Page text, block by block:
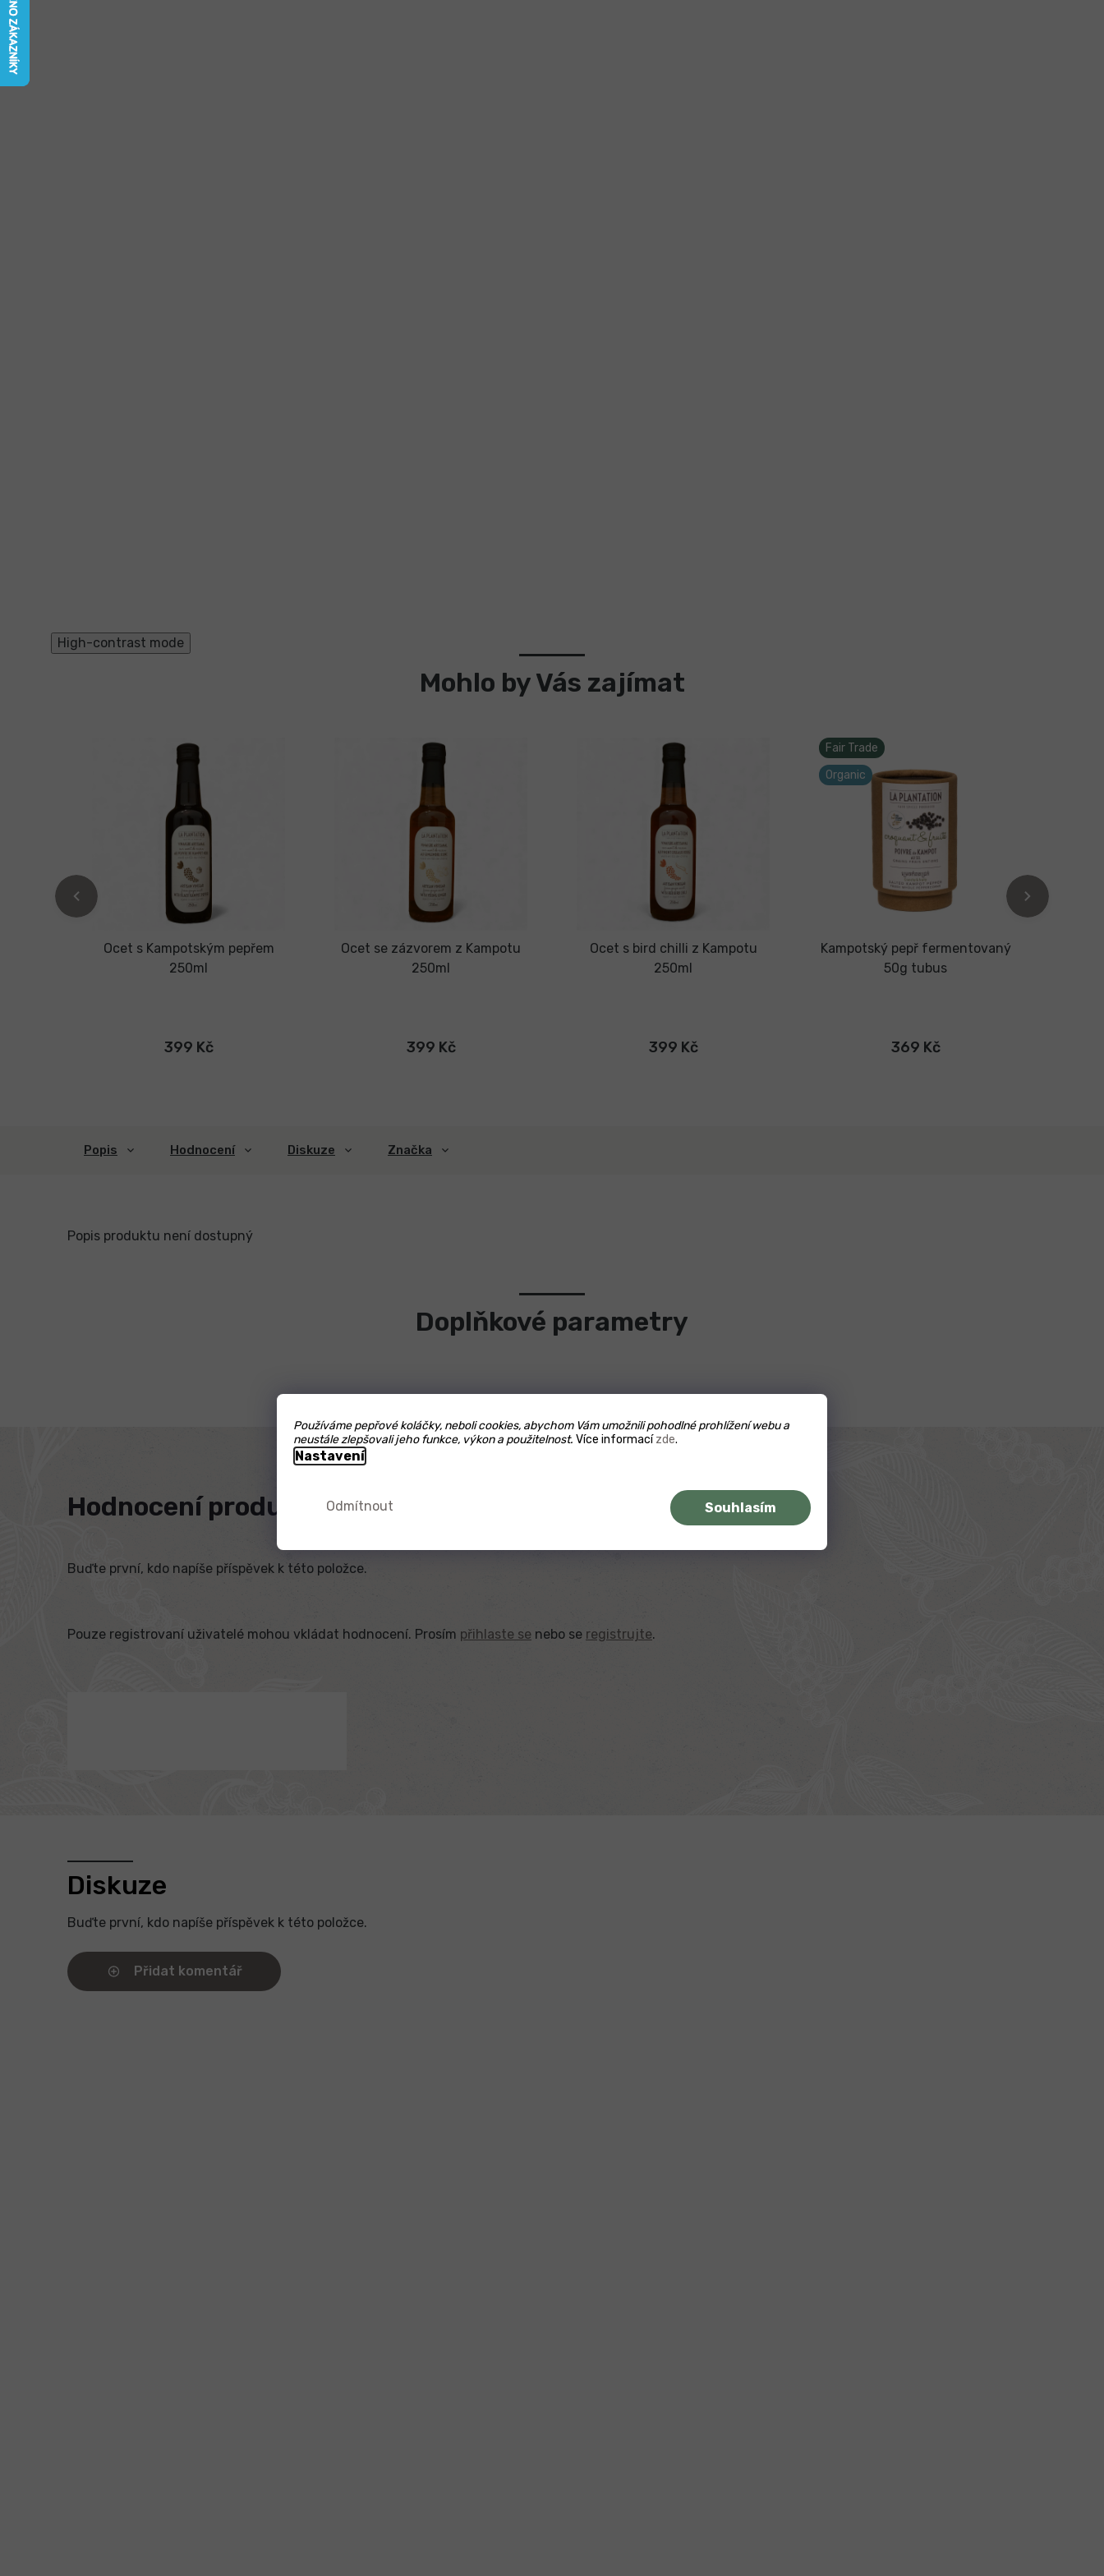
Používáme pepřové koláčky, neboli cookies, abychom Vám umožnili pohodlné prohlížení webu a
neustále zlepšovali jeho funkce, výkon a použitelnost. Více informacízde.
Nastavení
Odmítnout Souhlasím
High-contrast mode
Mohlo by Vás zajímat
Ocet s Kampotským pepřem
250ml
399 Kč
Ocet se zázvorem z Kampotu
250ml
399 Kč
Ocet s bird chilli z Kampotu
250ml
399 Kč
Fair Trade
Organic
Kampotský pepř fermentovaný
50g tubus
369 Kč
Popis Hodnocení Diskuze Značka
Popis produktu není dostupný
Doplňkové parametry
Hodnocení produktu
Buďte první, kdo napíše příspěvek k této položce.
Pouze registrovaní uživatelé mohou vkládat hodnocení. Prosím přihlaste se nebo se registrujte.
Diskuze
Buďte první, kdo napíše příspěvek k této položce.
Přidat komentář